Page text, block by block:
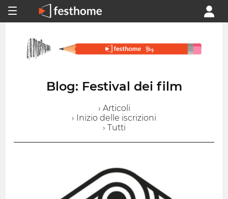
Blog: Festival dei film
› Articoli
› Inizio delle iscrizioni
› Tutti